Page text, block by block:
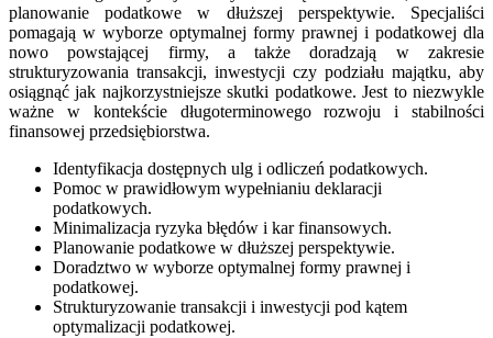
planowanie podatkowe w dłuższej perspektywie. Specjaliści
pomagają w wyborze optymalnej formy prawnej i podatkowej dla
nowo powstającej firmy, a także doradzają w zakresie
strukturyzowania transakcji, inwestycji czy podziału majątku, aby
osiągnąć jak najkorzystniejsze skutki podatkowe. Jest to niezwykle
ważne w kontekście długoterminowego rozwoju i stabilności
finansowej przedsiębiorstwa.
Identyfikacja dostępnych ulg i odliczeń podatkowych.
Pomoc w prawidłowym wypełnianiu deklaracji
podatkowych.
Minimalizacja ryzyka błędów i kar finansowych.
Planowanie podatkowe w dłuższej perspektywie.
Doradztwo w wyborze optymalnej formy prawnej i
podatkowej.
Strukturyzowanie transakcji i inwestycji pod kątem
optymalizacji podatkowej.